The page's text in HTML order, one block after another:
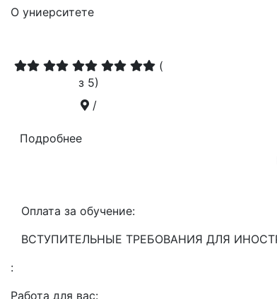
О униерситете
(
з 5)
/
Подробнее
Оплата за обучение:
ВСТУПИТЕЛЬНЫЕ ТРЕБОВАНИЯ ДЛЯ
:
Работа для вас: